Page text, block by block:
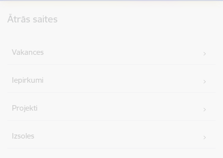
Ātrās saites
Vakances
Iepirkumi
Projekti
Izsoles